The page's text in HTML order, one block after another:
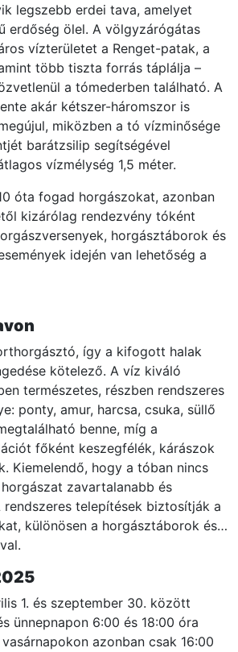
legszebb erdei tava, amelyet
erdőség ölel. A völgyzárógátas
vízterületet a Renget-patak, a
több tiszta forrás táplálja –
a tómederben található. A
akár kétszer-háromszor is
miközben a tó vízminősége
barátzsilip segítségével
vízmélység 1,5 méter.
óta fogad horgászokat, azonban
kizárólag rendezvény tóként
horgásztáborok és
idején van lehetőség a
így a kifogott halak
kötelező. A víz kiváló
természetes, részben rendszeres
ponty, amur, harcsa, csuka, süllő
benne, míg a
főként keszegfélék, kárászok
Kiemelendő, hogy a tóban nincs
zavartalanabb és
rendszeres telepítések biztosítják a
különösen a horgásztáborok és
1. és szeptember 30. között
ünnepnapon 6:00 és 18:00 óra
azonban csak 16:00